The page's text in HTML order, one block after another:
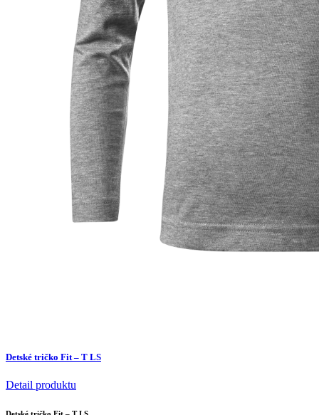
Detské tričko Fit – T LS
Detail produktu